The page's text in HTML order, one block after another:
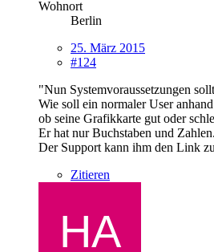
Wohnort
Berlin
25. März 2015
#124
"Nun Systemvoraussetzungen
Wie soll ein normaler User
ob seine Grafikkarte gut oder
Er hat nur Buchstaben und Zahlen.
Der Support kann ihm den Link
Zitieren